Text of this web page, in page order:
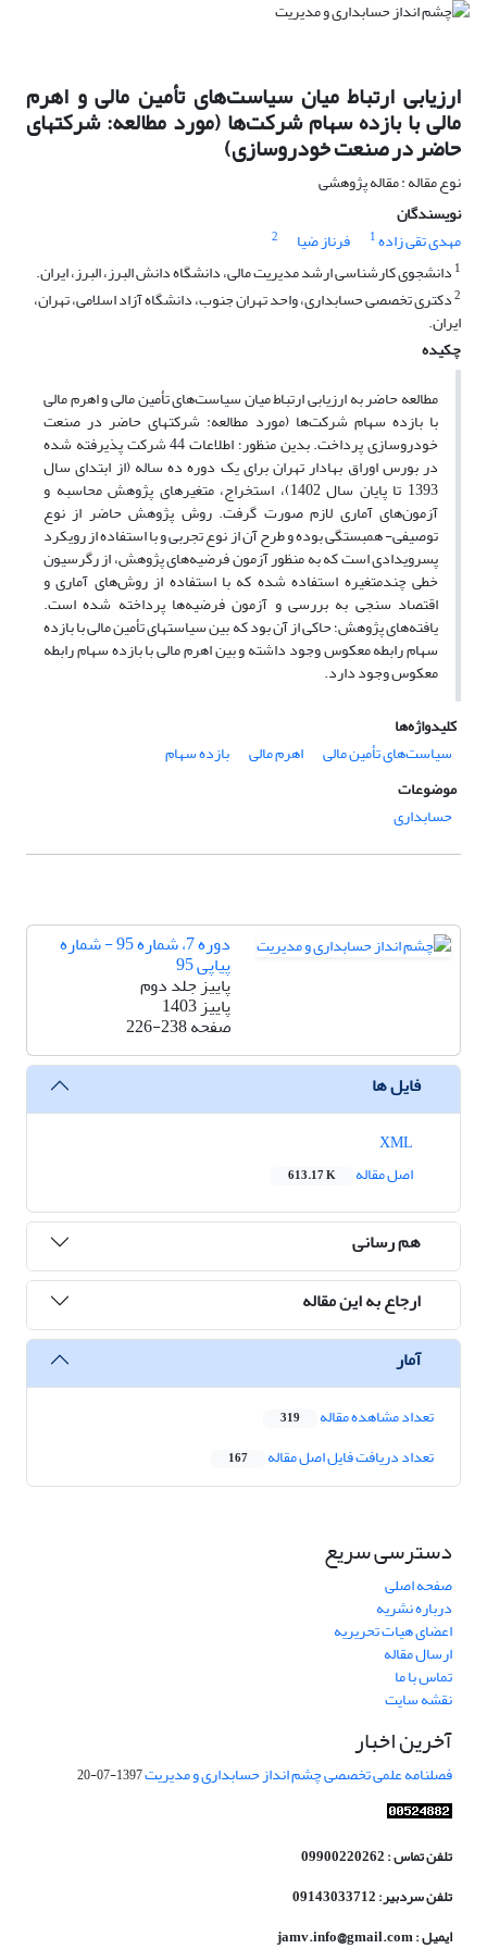
ارزیابی ارتباط میان سیاست‌های تأمین مالی و اهرم
مالی با بازده سهام شرکت‌ها (مورد مطالعه: شرکتهای
حاضر در صنعت خودروسازی)
نوع مقاله : مقاله پژوهشی
نویسندگان
مهدی تقی زاده1 فرناز ضیا
2
1 دانشجوی کارشناسی ارشد مدیریت مالی، دانشگاه دانش البرز، البرز‌، ایران.
2دکتری تخصصی حسابداری، واحد تهران جنوب، دانشگاه آزاد اسلامی، تهران،
ایران.
چکیده
مطالعه حاضر به ارزیابی ارتباط میان سیاست‌های تأمین مالی و اهرم مالی
با بازده سهام شرکت‌ها (مورد مطالعه: شرکتهای حاضر در صنعت
خودروسازی پرداخت. بدین منظور؛ اطلاعات 44 شرکت پذیرفته شده
در بورس اوراق بهادار تهران برای یک دوره ده ساله (از ابتدای سال
1393 تا پایان سال 1402)‌، استخراج، ‌متغیرهای پژوهش محاسبه و
آزمون‌های آماری لازم صورت گرفت. روش پژوهش حاضر از نوع
توصیفی- همبستگی بوده و طرح آن از نوع تجربی و با استفاده از رویکرد
پس‏رویدادی است که به منظور آزمون فرضیه‌های پژوهش، از رگرسیون
خطی چندمتغیره استفاده شده که با استفاده از روش‌های آماری و
اقتصاد سنجی به بررسی و آزمون فرضیه‌ها پرداخته شده است.
یافته‌های پژوهش؛ حاکی از آن بود که بین سیاستهای تأمین مالی با بازده
سهام رابطه معکوس وجود داشته و بین اهرم مالی با بازده سهام رابطه
معکوس وجود دارد.
کلیدواژه‌ها
سیاست‌های تأمین مالی
اهرم مالی
بازده سهام‌
موضوعات
حسابداری
دوره 7، شماره 95 - شماره
پیاپی 95
پاییز جلد دوم
پاییز 1403
صفحه226-238
فایل ها
اصل مقاله
613.17 K
هم رسانی
ارجاع به این مقاله
آمار
تعداد مشاهده مقاله 319
تعداد دریافت فایل اصل مقاله 167
دسترسی سریع
صفحه اصلی
درباره نشریه
اعضای هیات تحریریه
ارسال مقاله
تماس با ما
نقشه سایت
آخرین اخبار
فصلنامه علمی تخصصی چشم انداز حسابداری و مدیریت1397-07-20
تلفن تماس : 09900220262
تلفن سردبیر: 09143033712
ایمیل : jamv.info@gmail.com